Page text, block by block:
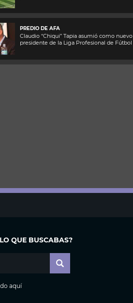
PREDIO DE AFA
Claudio “Chiqui” Tapia asumió como nuevo
presidente de la Liga Profesional de Fútbol
QUE BUSCABAS?
aquí